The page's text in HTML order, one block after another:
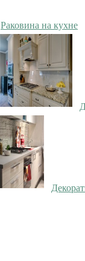
Раковина на кухне